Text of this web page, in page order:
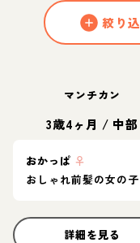
絞り
マンチカン
3歳4ヶ月 / 中部
おかっぱ ♀
おしゃれ前髪の女の子
詳細を見る